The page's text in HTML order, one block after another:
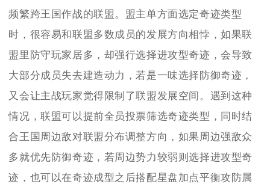
频繁跨王国作战的联盟。盟主单方面选定奇迹类型
时，很容易和联盟多数成员的发展方向相悖，如果联
盟里防守玩家居多，却强行选择进攻型奇迹，会导致
大部分成员失去建造动力，若是一味选择防御奇迹，
又会让主战玩家觉得限制了联盟发展空间。遇到这种
情况，联盟可以提前全员投票筛选奇迹类型，同时结
合王国周边敌对联盟分布调整方向，如果周边强敌众
多就优先防御奇迹，若周边势力较弱则选择进攻型奇
迹，也可以在奇迹成型之后搭配星盘加点平衡攻防属